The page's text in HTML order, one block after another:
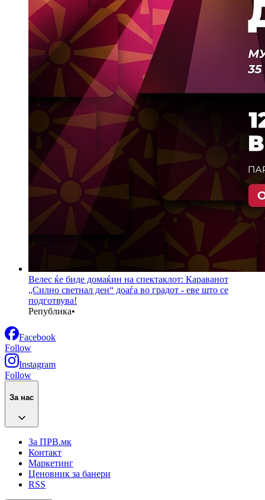
Велес ќе биде домаќин на спектаклот: Караванот
„Силно светнал ден“ доаѓа во градот - еве што се
подготвува!
Република•
Facebook
Follow
Instagram
Follow
За нас
За ПРВ.мк
Контакт
Маркетинг
Ценовник за банери
RSS